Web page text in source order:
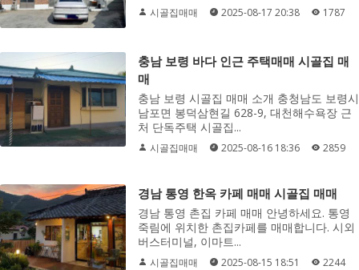
시골집매매 2025-08-17 20:38 1787
충남 보령 바다 인근 주택매매 시골집 매
매
충남 보령 시골집 매매 소개 충청남도 보령시
남포면 봉덕삼현길 628-9, 대천해수욕장 근
처 단독주택 시골집...
시골집매매 2025-08-16 18:36 2859
경남 통영 한옥 카페 매매 시골집 매매
경남 통영 촌집 카페 매매 안녕하세요. 통영
죽림에 위치한 촌집카페를 매매합니다. 시외
버스터미널, 이마트...
시골집매매 2025-08-15 18:51 2244